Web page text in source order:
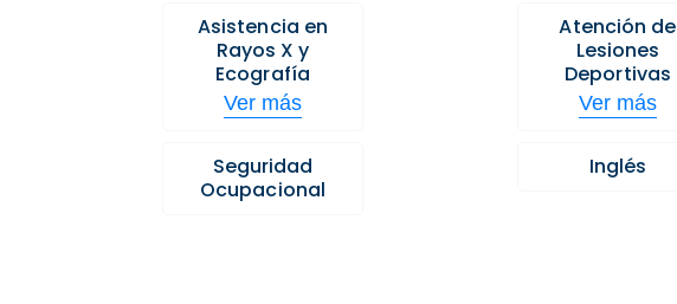
Asistencia en
Rayos X y
Ecografía
Ver más
Atención de
Lesiones
Deportivas
Ver más
Seguridad
Ocupacional
Inglés